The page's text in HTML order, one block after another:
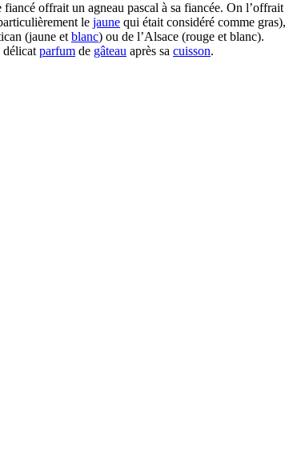
offrait un agneau pascal à sa fiancée. On l’offrait
le jaune qui était considéré comme gras),
(jaune et blanc) ou de l’Alsace (rouge et blanc).
délicat parfum de gâteau après sa cuisson.